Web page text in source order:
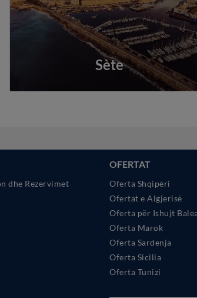
Sète
dhe Rezervimet
OFERTAT
Oferta Shqipëri
Ofertat e Algjerisë
Oferta për Ishujt
Oferta Marok
Oferta Sardenja
Oferta Sicilia
Oferta Tunizi